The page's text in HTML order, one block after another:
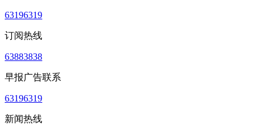
63196319
订阅热线
63883838
早报广告联系
63196319
新闻热线